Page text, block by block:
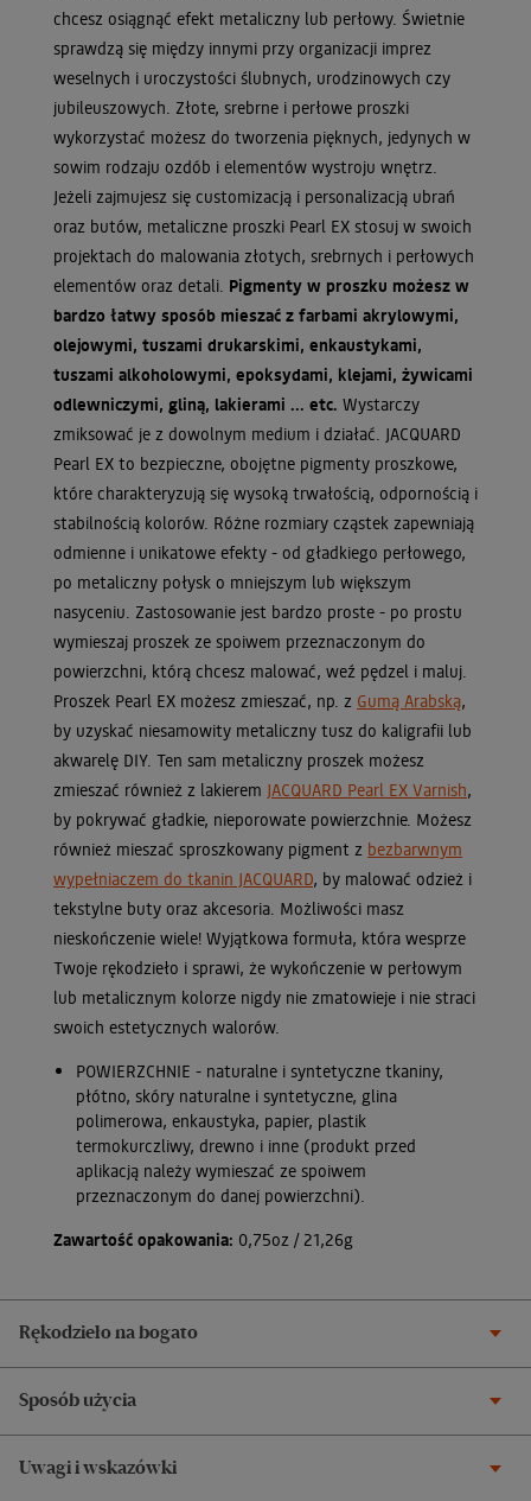
chcesz osiągnąć efekt metaliczny lub perłowy. Świetnie
sprawdzą się między innymi przy organizacji imprez
weselnych i uroczystości ślubnych, urodzinowych czy
jubileuszowych. Złote, srebrne i perłowe proszki
wykorzystać możesz do tworzenia pięknych, jedynych w
sowim rodzaju ozdób i elementów wystroju wnętrz.
Jeżeli zajmujesz się customizacją i personalizacją ubrań
oraz butów, metaliczne proszki Pearl EX stosuj w swoich
projektach do malowania złotych, srebrnych i perłowych
elementów oraz detali. Pigmenty w proszku możesz w
bardzo łatwy sposób mieszać z farbami akrylowymi,
olejowymi, tuszami drukarskimi, enkaustykami,
tuszami alkoholowymi, epoksydami, klejami, żywicami
odlewniczymi, gliną, lakierami ... etc. Wystarczy
zmiksować je z dowolnym medium i działać. JACQUARD
Pearl EX to bezpieczne, obojętne pigmenty proszkowe,
które charakteryzują się wysoką trwałością, odpornością i
stabilnością kolorów. Różne rozmiary cząstek zapewniają
odmienne i unikatowe efekty - od gładkiego perłowego,
po metaliczny połysk o mniejszym lub większym
nasyceniu. Zastosowanie jest bardzo proste - po prostu
wymieszaj proszek ze spoiwem przeznaczonym do
powierzchni, którą chcesz malować, weź pędzel i maluj.
Proszek Pearl EX możesz zmieszać, np. z Gumą Arabską,
by uzyskać niesamowity metaliczny tusz do kaligrafii lub
akwarelę DIY. Ten sam metaliczny proszek możesz
zmieszać również z lakierem JACQUARD Pearl EX Varnish,
by pokrywać gładkie, nieporowate powierzchnie. Możesz
również mieszać sproszkowany pigment z bezbarwnym
wypełniaczem do tkanin JACQUARD, by malować odzież i
tekstylne buty oraz akcesoria. Możliwości masz
nieskończenie wiele! Wyjątkowa formuła, która wesprze
Twoje rękodzieło i sprawi, że wykończenie w perłowym
lub metalicznym kolorze nigdy nie zmatowieje i nie straci
swoich estetycznych walorów.
POWIERZCHNIE - naturalne i syntetyczne tkaniny,
płótno, skóry naturalne i syntetyczne, glina
polimerowa, enkaustyka, papier, plastik
termokurczliwy, drewno i inne (produkt przed
aplikacją należy wymieszać ze spoiwem
przeznaczonym do danej powierzchni).
Zawartość opakowania: 0,75oz / 21,26g
Rękodzieło na bogato
Sposób użycia
Uwagi i wskazówki